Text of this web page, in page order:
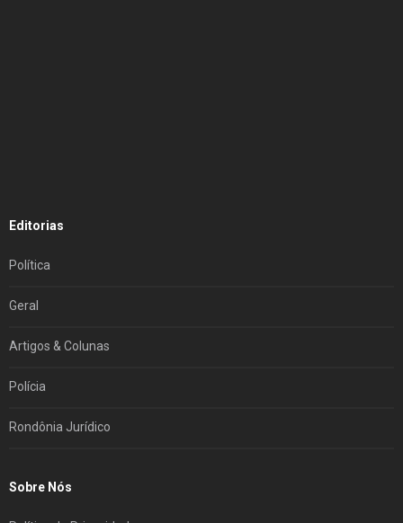
Editorias
Política
Geral
Artigos & Colunas
Polícia
Rondônia Jurídico
Sobre Nós